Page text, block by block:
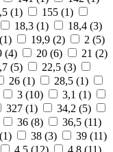
(1) 155 (1)
18,3 (1) 18,4 (3)
1) 19,9 (2) 2 (5)
(4) 20 (6) 21 (2)
(5) 22,5 (3)
26 (1) 28,5 (1)
3 (10) 3,1 (1)
327 (1) 34,2 (5)
36 (8) 36,5 (11)
1) 38 (3) 39 (11)
4,5 (12) 4,8 (11)